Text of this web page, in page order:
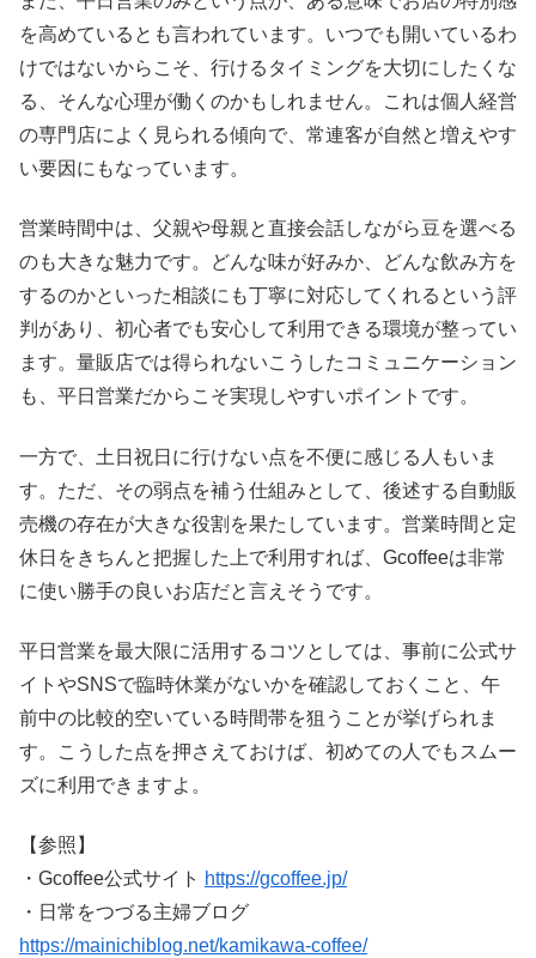
を高めているとも言われています。いつでも開いているわ
けではないからこそ、行けるタイミングを大切にしたくな
る、そんな心理が働くのかもしれません。これは個人経営
の専門店によく見られる傾向で、常連客が自然と増えやす
い要因にもなっています。
営業時間中は、父親や母親と直接会話しながら豆を選べる
のも大きな魅力です。どんな味が好みか、どんな飲み方を
するのかといった相談にも丁寧に対応してくれるという評
判があり、初心者でも安心して利用できる環境が整ってい
ます。量販店では得られないこうしたコミュニケーション
も、平日営業だからこそ実現しやすいポイントです。
一方で、土日祝日に行けない点を不便に感じる人もいま
す。ただ、その弱点を補う仕組みとして、後述する自動販
売機の存在が大きな役割を果たしています。営業時間と定
休日をきちんと把握した上で利用すれば、Gcoffeeは非常
に使い勝手の良いお店だと言えそうです。
平日営業を最大限に活用するコツとしては、事前に公式サ
イトやSNSで臨時休業がないかを確認しておくこと、午
前中の比較的空いている時間帯を狙うことが挙げられま
す。こうした点を押さえておけば、初めての人でもスムー
ズに利用できますよ。
【参照】
・Gcoffee公式サイト https://gcoffee.jp/
・日常をつづる主婦ブログ
https://mainichiblog.net/kamikawa-coffee/